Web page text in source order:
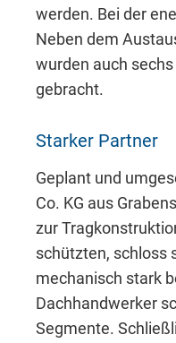
werden. Bei der
Neben dem
wurden auch
gebracht.
Starker Partner
Geplant und
Co. KG aus
zur
schützten, schloss
mechanisch stark
Dachhandwerker
Segmente.
Marketing